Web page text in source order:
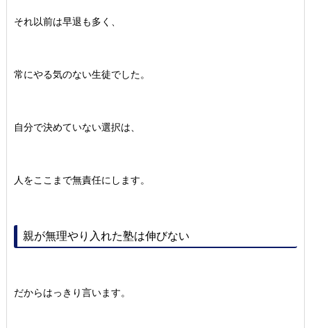
それ以前は早退も多く、
常にやる気のない生徒でした。
自分で決めていない選択は、
人をここまで無責任にします。
親が無理やり入れた塾は伸びない
だからはっきり言います。